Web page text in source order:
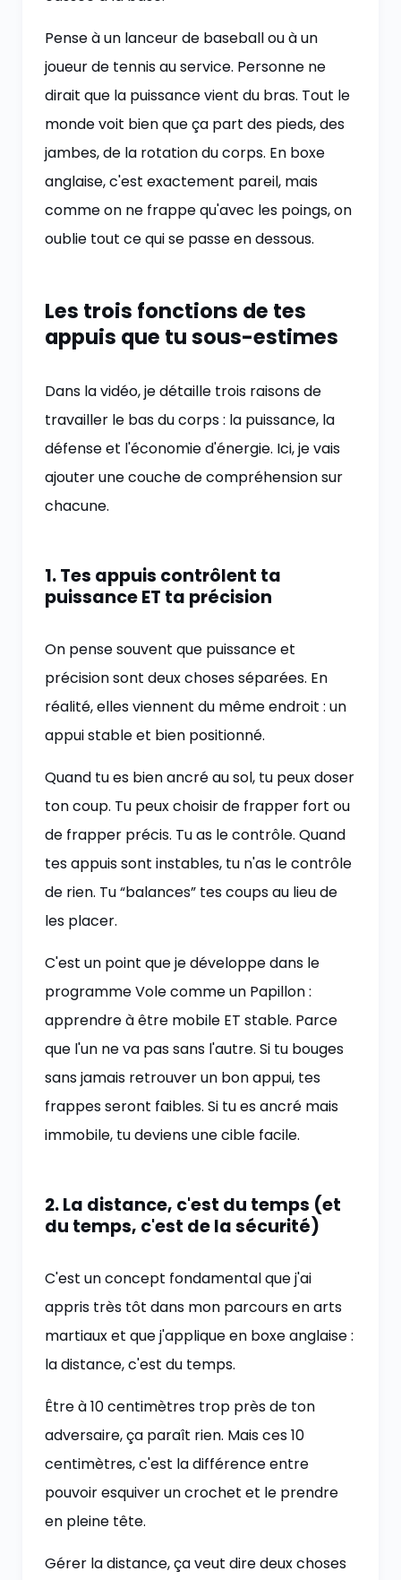
Pense à un lanceur de baseball ou à un
joueur de tennis au service. Personne ne
dirait que la puissance vient du bras. Tout le
monde voit bien que ça part des pieds, des
jambes, de la rotation du corps. En boxe
anglaise, c'est exactement pareil, mais
comme on ne frappe qu'avec les poings, on
oublie tout ce qui se passe en dessous.
Les trois fonctions de tes
appuis que tu sous-estimes
Dans la vidéo, je détaille trois raisons de
travailler le bas du corps : la puissance, la
défense et l'économie d'énergie. Ici, je vais
ajouter une couche de compréhension sur
chacune.
1. Tes appuis contrôlent ta
puissance ET ta précision
On pense souvent que puissance et
précision sont deux choses séparées. En
réalité, elles viennent du même endroit : un
appui stable et bien positionné.
Quand tu es bien ancré au sol, tu peux doser
ton coup. Tu peux choisir de frapper fort ou
de frapper précis. Tu as le contrôle. Quand
tes appuis sont instables, tu n'as le contrôle
de rien. Tu “balances” tes coups au lieu de
les placer.
C'est un point que je développe dans le
programme Vole comme un Papillon :
apprendre à être mobile ET stable. Parce
que l'un ne va pas sans l'autre. Si tu bouges
sans jamais retrouver un bon appui, tes
frappes seront faibles. Si tu es ancré mais
immobile, tu deviens une cible facile.
2. La distance, c'est du temps (et
du temps, c'est de la sécurité)
C'est un concept fondamental que j'ai
appris très tôt dans mon parcours en arts
martiaux et que j'applique en boxe anglaise :
la distance, c'est du temps.
Être à 10 centimètres trop près de ton
adversaire, ça paraît rien. Mais ces 10
centimètres, c'est la différence entre
pouvoir esquiver un crochet et le prendre
en pleine tête.
Gérer la distance, ça veut dire deux choses